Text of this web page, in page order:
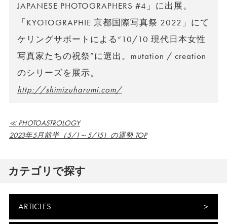
JAPANESE PHOTOGRAPHERS #4」に出展。
「KYOTOGRAPHIE 京都国際写真祭 2022」にて
ケリングサポートによる“10/10 現代日本女性
写真家たちの祝祭”に選出。mutation / creation
のシリーズを展示。
http://shimizuharumi.com/
≪ PHOTOASTROLOGY
2023年5月前半（5/1～5/15）の運勢 TOP
カテゴリで探す
ARTICLES